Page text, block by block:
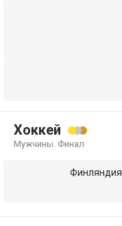
Хоккей
Мужчины. Финал
Финляндия